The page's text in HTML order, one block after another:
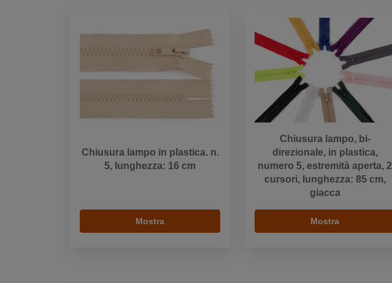
Chiusura lampo in plastica. n.
5, lunghezza: 16 cm
Mostra
Chiusura lampo, bi-
direzionale, in plastica,
numero 5, estremità aperta, 2
cursori, lunghezza: 85 cm,
giacca
Mostra